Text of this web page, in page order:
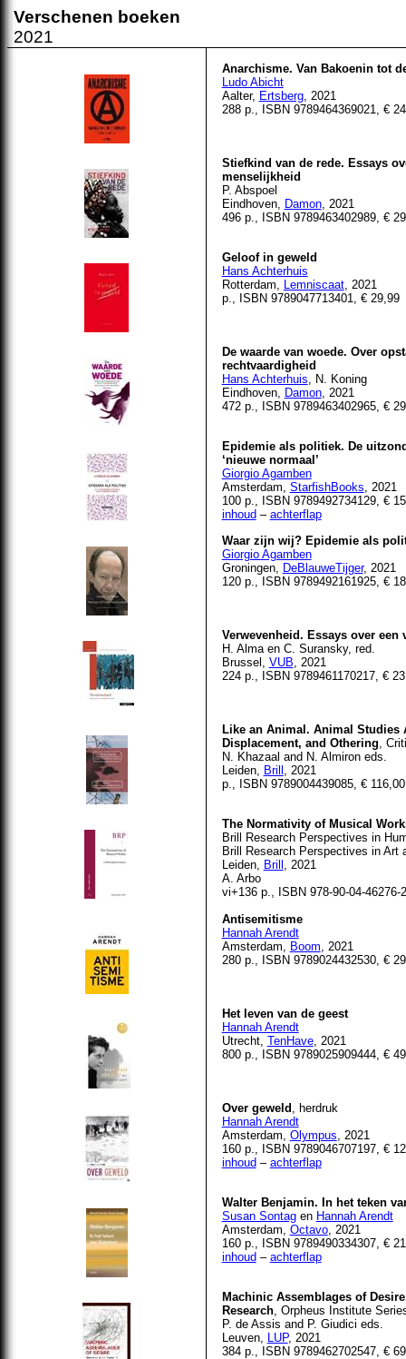
Verschenen boeken
2021
Anarchisme. Van Bakoenin tot
Ludo Abicht
Aalter, Ertsberg, 2021
288 p., ISBN 9789464369021, €
Stiefkind van de rede. Essays
menselijkheid
P. Abspoel
Eindhoven, Damon, 2021
496 p., ISBN 9789463402989, €
Geloof in geweld
Hans Achterhuis
Rotterdam, Lemniscaat, 2021
p., ISBN 9789047713401, € 29,99
De waarde van woede. Over
rechtvaardigheid
Hans Achterhuis, N. Koning
Eindhoven, Damon, 2021
472 p., ISBN 9789463402965, €
Epidemie als politiek. De
‘nieuwe normaal’
Giorgio Agamben
Amsterdam, StarfishBooks, 2021
100 p., ISBN 9789492734129, €
inhoud – achterflap
Waar zijn wij? Epidemie als
Giorgio Agamben
Groningen, DeBlauweTijger, 2021
120 p., ISBN 9789492161925, €
Verwevenheid. Essays over
H. Alma en C. Suransky, red.
Brussel, VUB, 2021
224 p., ISBN 9789461170217, €
Like an Animal. Animal Studies
Displacement, and Othering,
N. Khazaal and N. Almiron eds.
Leiden, Brill , 2021
p., ISBN 9789004439085, €
The Normativity of Musical
Brill Research Perspectives in
Brill Research Perspectives in Art
Leiden, Brill , 2021
A. Arbo
vi+136 p., ISBN 978-90-04-
Antisemitisme
Hannah Arendt
Amsterdam, Boom, 2021
280 p., ISBN 9789024432530, €
Het leven van de geest
Hannah Arendt
Utrecht, TenHave, 2021
800 p., ISBN 9789025909444, €
Over geweld , herdruk
Hannah Arendt
Amsterdam, Olympus, 2021
160 p., ISBN 9789046707197, €
inhoud – achterflap
Walter Benjamin. In het teken
Susan Sontagen Hannah Arendt
Amsterdam, Octavo, 2021
160 p., ISBN 9789490334307, €
inhoud – achterflap
Machinic Assemblages of
Research, Orpheus Institute
P. de Assis and P. Giudici eds.
Leuven, LUP, 2021
384 p., ISBN 9789462702547, €